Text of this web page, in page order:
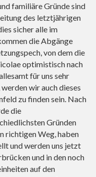
familiäre Gründe sind
des letztjährigen
sicher alle im
die Abgänge
von dem die
optimistisch nach
für uns sehr
wir auch dieses
zu finden sein. Nach
die
Gründen
richtigen Weg, haben
und werden uns jetzt
und in den noch
auf den